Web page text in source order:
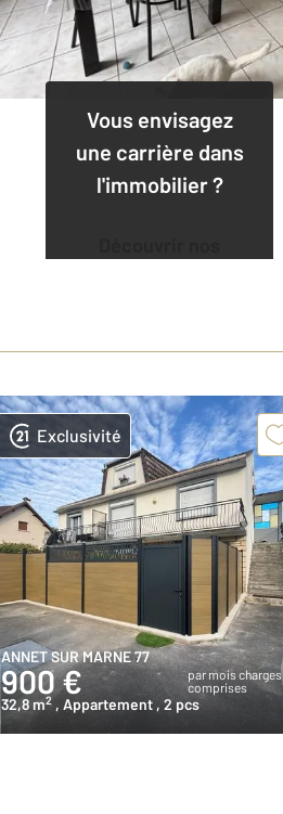
Vous envisagez
une carrière dans
l'immobilier ?
Exclusivité
ANNET SUR MARNE 77
900 €
par mois charges
comprises
32,8 m2 , Appartement , 2 pcs